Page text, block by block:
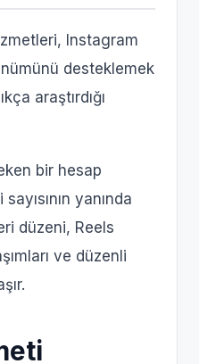
Instagram
desteklemek
araştırdığı
bir hesap
yanında
düzeni, Reels
ve düzenli